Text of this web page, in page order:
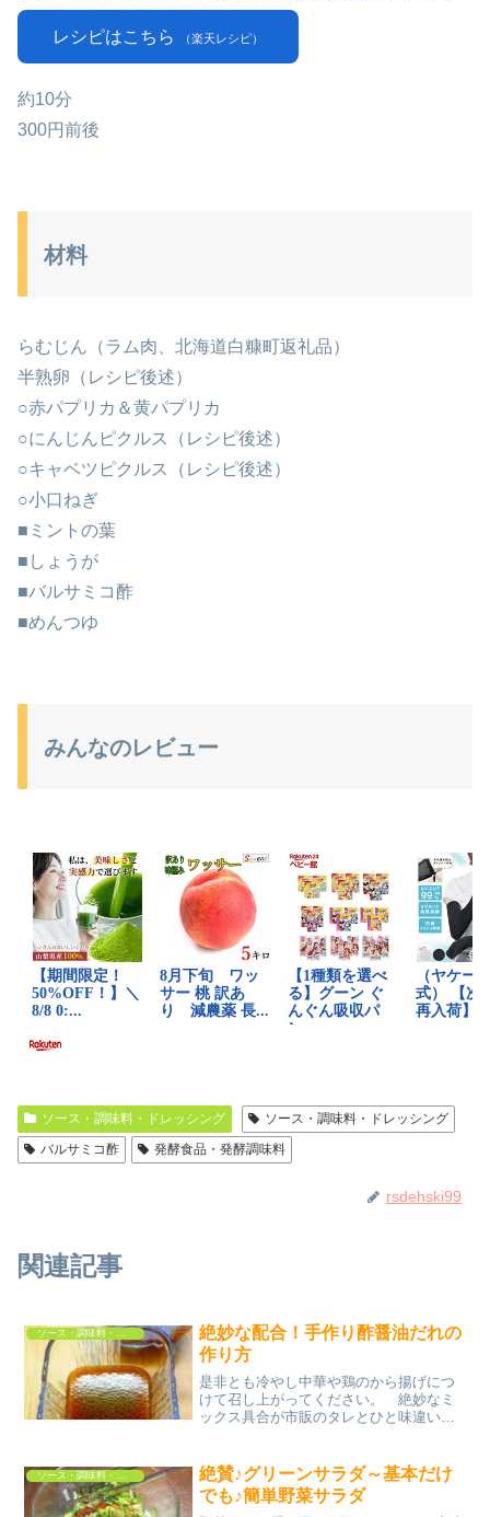
レシピはこちら （楽天レシピ）
約10分
300円前後
材料
らむじん（ラム肉、北海道白糠町返礼品）
半熟卵（レシピ後述）
○赤パプリカ＆黄パプリカ
○にんじんピクルス（レシピ後述）
○キャベツピクルス（レシピ後述）
○小口ねぎ
■ミントの葉
■しょうが
■バルサミコ酢
■めんつゆ
みんなのレビュー
ソース・調味料・ドレッシング
ソース・調味料・ドレッシング
バルサミコ酢
発酵食品・発酵調味料
rsdehski99
関連記事
ソース・調味料・ドレッシング
絶妙な配合！手作り酢醤油だれの
作り方
是非とも冷やし中華や鶏のから揚げにつ
けて召し上がってください。 絶妙なミ
ックス具合が市販のタレとひと味違いま
水★胡麻油★練りからし（お好みで）み
んなのレビュ...
絶賛♪グリーンサラダ～基本だけ
でも♪簡単野菜サラダ